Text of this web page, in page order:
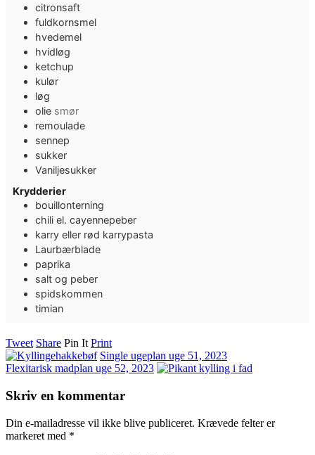
citronsaft
fuldkornsmel
hvedemel
hvidløg
ketchup
kulør
løg
olie smør
remoulade
sennep
sukker
Vaniljesukker
Krydderier
bouillonterning
chili el. cayennepeber
karry eller rød karrypasta
Laurbærblade
paprika
salt og peber
spidskommen
timian
Tweet Share Pin It Print
Single ugeplan uge 51, 2023
Flexitarisk madplan uge 52, 2023
Skriv en kommentar
Din e-mailadresse vil ikke blive publiceret. Krævede felter er
markeret med *